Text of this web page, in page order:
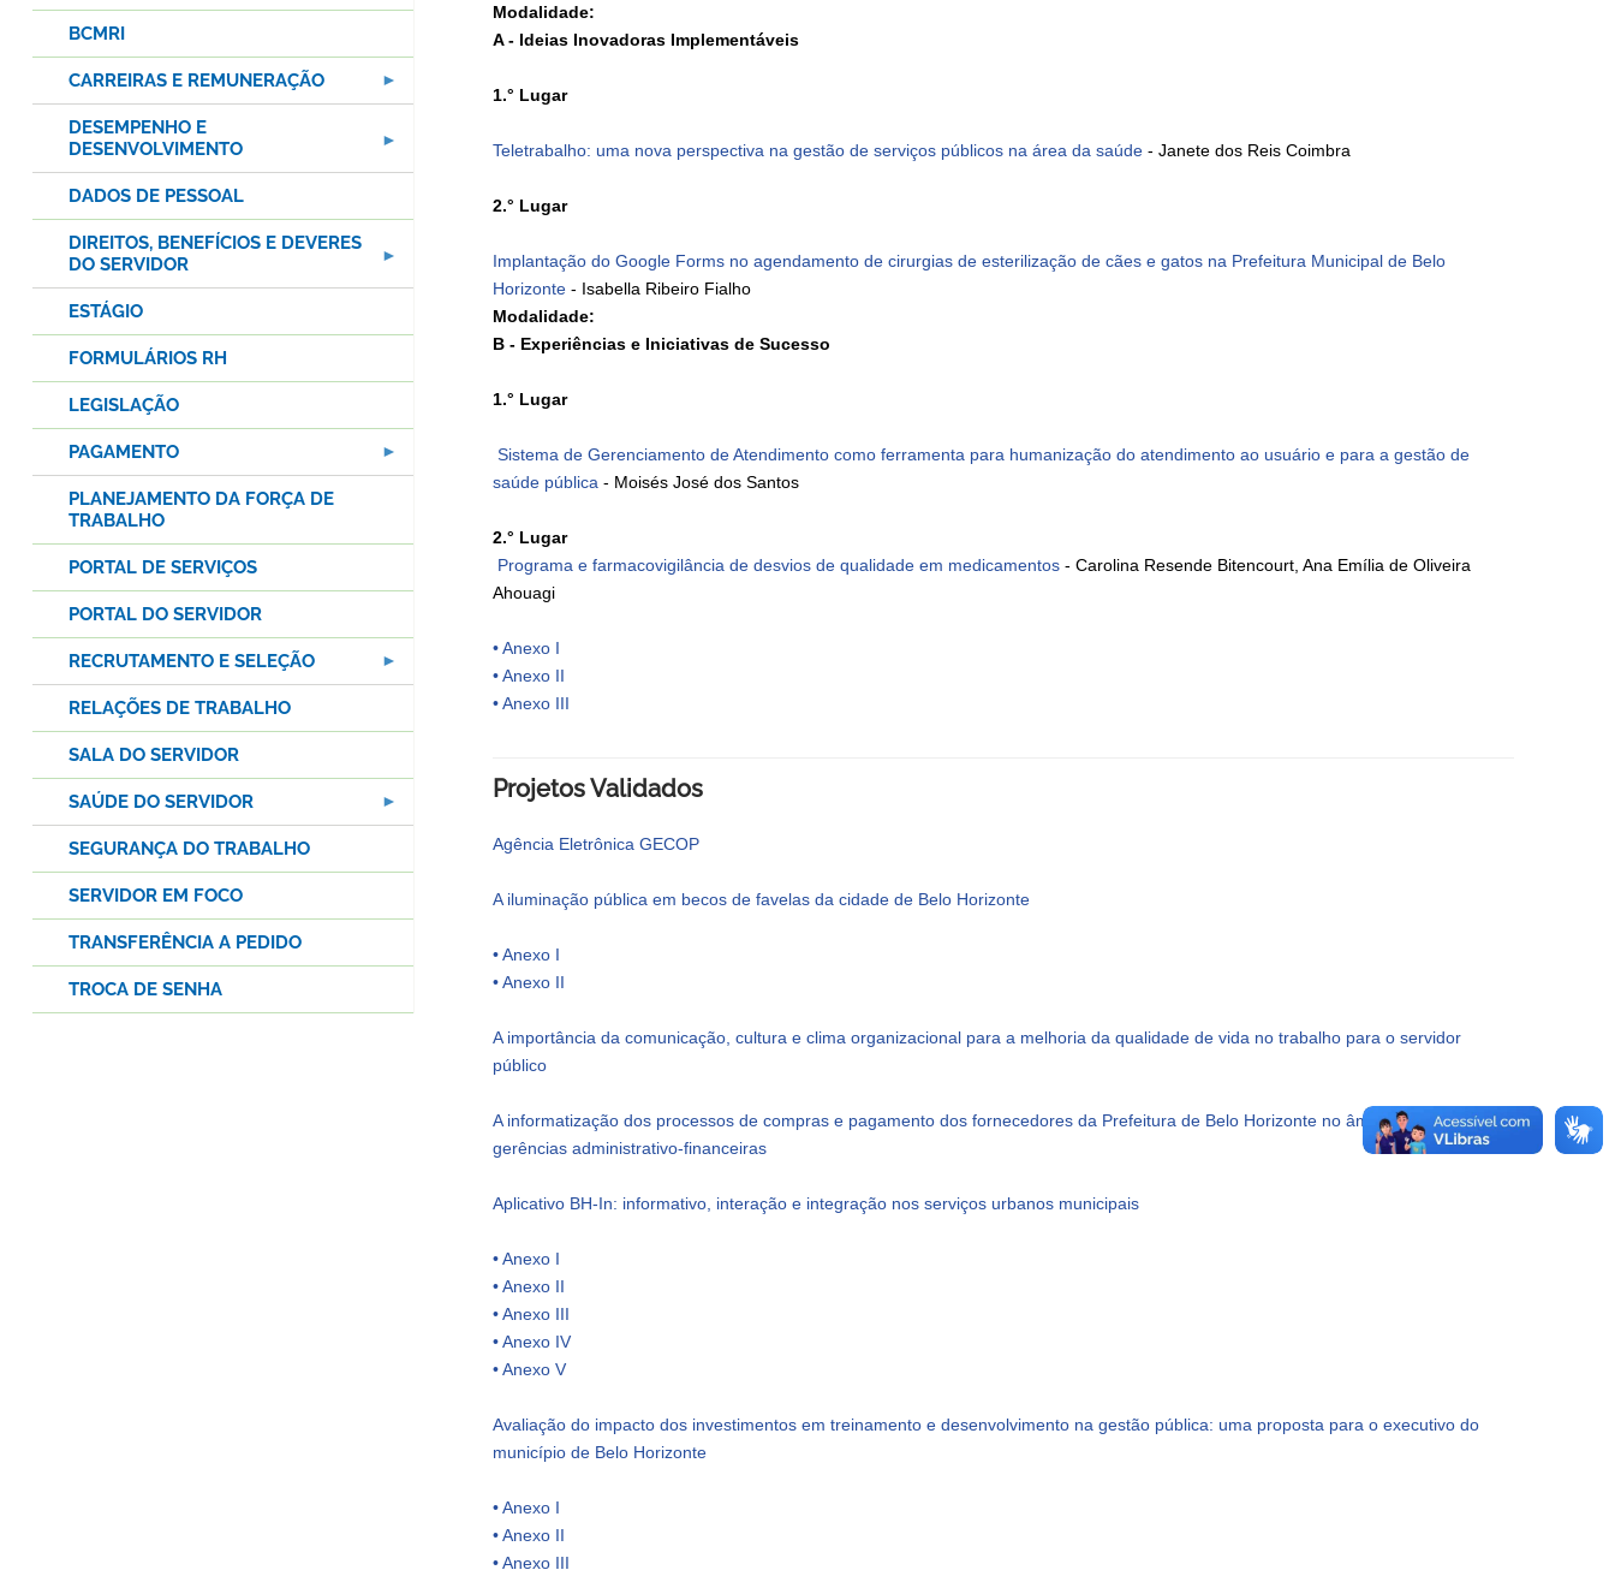
Modalidade:
A - Ideias Inovadoras Implementáveis
1.° Lugar
Teletrabalho: uma nova perspectiva na gestão de serviços públicos na área da saúde- Janete dos Reis Coimbra
2.° Lugar
Implantação do Google Forms no agendamento de cirurgias de esterilização de cães e gatos na Prefeitura Municipal de Belo
Horizonte- Isabella Ribeiro Fialho
Modalidade:
B - Experiências e Iniciativas de Sucesso
1.° Lugar
Sistema de Gerenciamento de Atendimento como ferramenta para humanização do atendimento ao usuário e para a gestão de
saúde pública- Moisés José dos Santos
2.° Lugar
Programa e farmacovigilância de desvios de qualidade em medicamentos- Carolina Resende Bitencourt, Ana Emília de Oliveira
Ahouagi
• Anexo I
• Anexo II
• Anexo III
Projetos Validados
Agência Eletrônica GECOP
A iluminação pública em becos de favelas da cidade de Belo Horizonte
• Anexo I
• Anexo II
A importância da comunicação, cultura e clima organizacional para a melhoria da qualidade de vida no trabalho para o servidor
público
A informatização dos processos de compras e pagamento dos fornecedores da Prefeitura de Belo Horizonte no âmbito de suas
gerências administrativo-financeiras
Aplicativo BH-In: informativo, interação e integração nos serviços urbanos municipais
• Anexo I
• Anexo II
• Anexo III
• Anexo IV
• Anexo V
Avaliação do impacto dos investimentos em treinamento e desenvolvimento na gestão pública: uma proposta para o executivo do
município de Belo Horizonte
• Anexo I
• Anexo II
• Anexo III
BCMRI
CARREIRAS E REMUNERAÇÃO
DESEMPENHO E
DESENVOLVIMENTO
DADOS DE PESSOAL
DIREITOS, BENEFÍCIOS E DEVERES
DO SERVIDOR
ESTÁGIO
FORMULÁRIOS RH
LEGISLAÇÃO
PAGAMENTO
PLANEJAMENTO DA FORÇA DE
TRABALHO
PORTAL DE SERVIÇOS
PORTAL DO SERVIDOR
RECRUTAMENTO E SELEÇÃO
RELAÇÕES DE TRABALHO
SALA DO SERVIDOR
SAÚDE DO SERVIDOR
SEGURANÇA DO TRABALHO
SERVIDOR EM FOCO
TRANSFERÊNCIA A PEDIDO
TROCA DE SENHA